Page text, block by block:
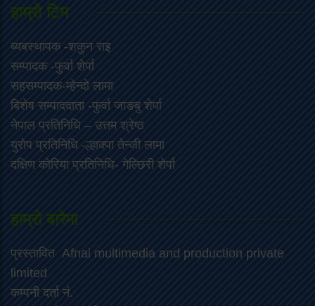
हाम्राे टिम
ब्यबस्थापक -शकुन राइ
सम्पादक -फुर्वा शेर्पा
सहसम्पादक-म्हेन्दो लामा
‍बिशेष सम्पाददाता -फुर्वा जा‌ङबु शेर्पा
नेपाल प्रतिनिधि – उत्तम श्रेष्ठ
युरोप प्रतिनिधि -ल्हाक्पा तेन्जी लामा
दक्षिण कोरिया प्रतिनिधि- गेल्छिरी शेर्पा
हाम्रो बारेमा
प्रस्तावित Afnai multimedia and production private
limited
कम्पनी दर्ता नं.